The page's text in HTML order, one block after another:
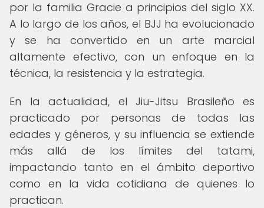
por la familia Gracie a principios del siglo XX.
A lo largo de los años, el BJJ ha evolucionado
y se ha convertido en un arte marcial
altamente efectivo, con un enfoque en la
técnica, la resistencia y la estrategia.
En la actualidad, el Jiu-Jitsu Brasileño es
practicado por personas de todas las
edades y géneros, y su influencia se extiende
más allá de los límites del tatami,
impactando tanto en el ámbito deportivo
como en la vida cotidiana de quienes lo
practican.